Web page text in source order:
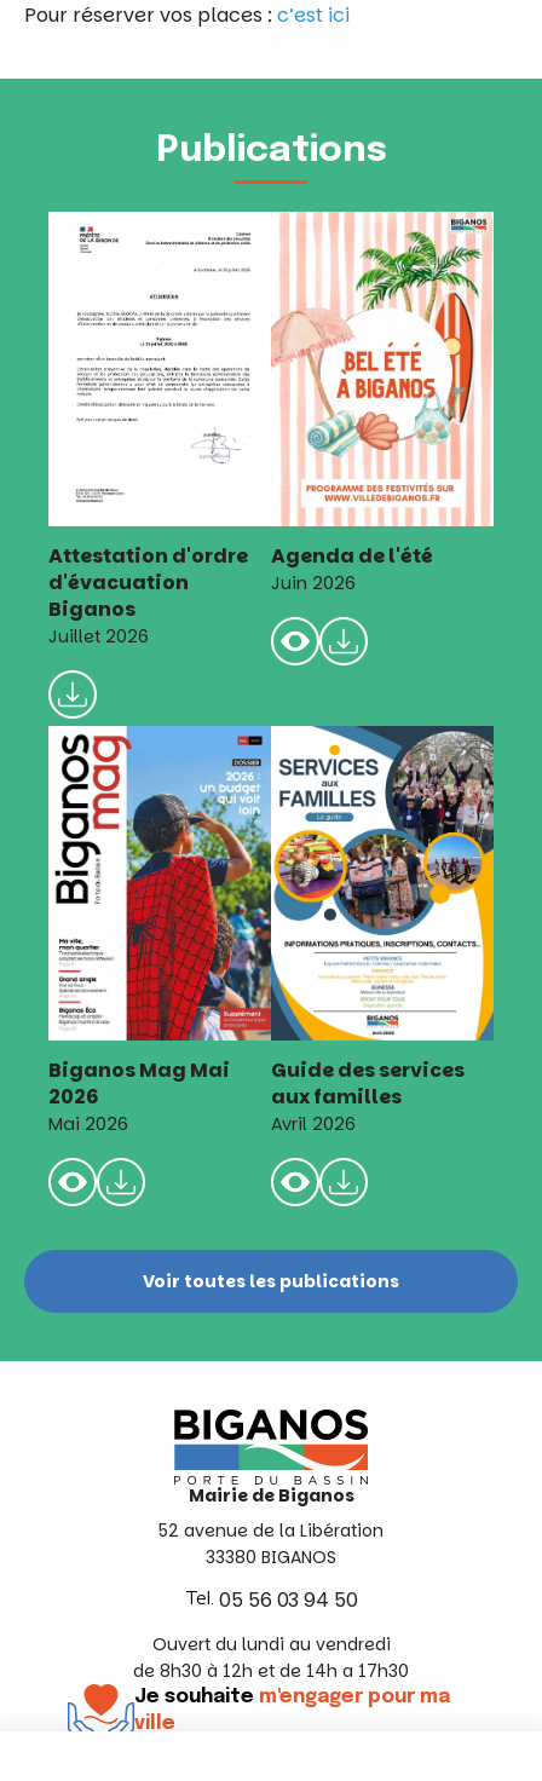
Pour réserver vos places : c’est ici
Publications
Attestation d'ordre
d'évacuation
Biganos
Juillet 2026
Agenda de l'été
Juin 2026
Biganos Mag Mai
2026
Mai 2026
Guide des services
aux familles
Avril 2026
Voir toutes les publications
Mairie de Biganos
52 avenue de la Libération
33380 BIGANOS
Tel. 05 56 03 94 50
Ouvert du lundi au vendredi
de 8h30 à 12h et de 14h a 17h30
Je souhaite m'engager pour ma
ville